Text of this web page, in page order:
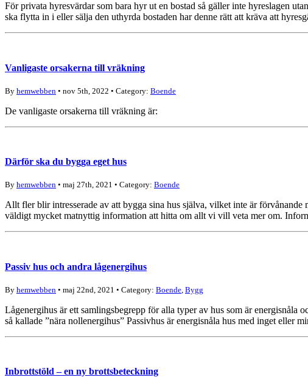
För privata hyresvärdar som bara hyr ut en bostad så gäller inte hyreslagen
ska flytta in i eller sälja den uthyrda bostaden har denne rätt att kräva att
Vanligaste orsakerna till vräkning
By hemwebben • nov 5th, 2022 • Category: Boende
De vanligaste orsakerna till vräkning är:
Därför ska du bygga eget hus
By hemwebben • maj 27th, 2021 • Category: Boende
Allt fler blir intresserade av att bygga sina hus själva, vilket inte är
väldigt mycket matnyttig information att hitta om allt vi vill veta mer om.
Passiv hus och andra lågenergihus
By hemwebben • maj 22nd, 2021 • Category: Boende Bygg
Lågenergihus är ett samlingsbegrepp för alla typer av hus som är
så kallade ”nära nollenergihus” Passivhus är energisnåla hus med inget
Inbrottstöld – en ny brottsbeteckning